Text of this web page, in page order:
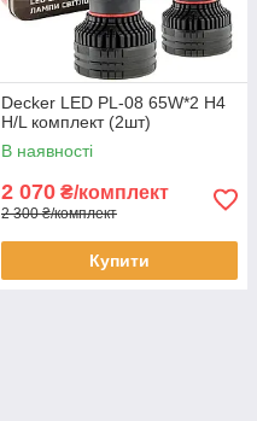
Decker LED PL-08 65W*2 H4
H/L комплект (2шт)
В наявності
2 070 ₴/комплект
2 300 ₴/комплект
Купити